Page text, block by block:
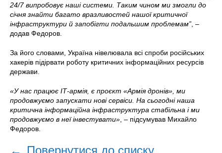
24/7 випробовує наші системи. Таким чином ми змогли до
січня знайти багато вразливостей нашої критичної
інфраструктури й запобігти подальшим проблемам” , –
додав Федоров.
За його словами, Україна нівелювала всі спроби російських
хакерів підірвати роботу критичних інформаційних ресурсів
держави.
«У нас працює ІТ-армія, є проєкт «Армія дронів», ми
продовжуємо запускати нові сервіси. На сьогодні наша
критична інформаційна інфраструктура стабільна і ми
продовжуємо в неї інвестувати» , – підсумував Михайло
Федоров.
← Повернутися до списку